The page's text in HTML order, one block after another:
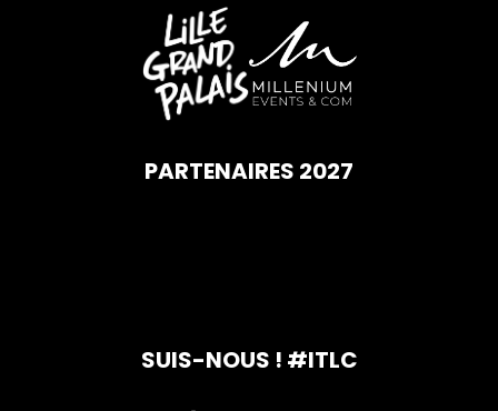
PARTENAIRES 2027
SUIS-NOUS ! #ITLC